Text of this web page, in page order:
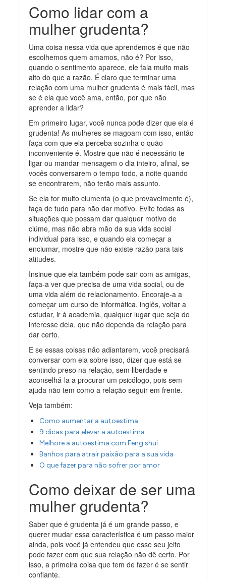
Como lidar com a
mulher grudenta?
Uma coisa nessa vida que aprendemos é que não
escolhemos quem amamos, não é? Por isso,
quando o sentimento aparece, ele fala muito mais
alto do que a razão. É claro que terminar uma
relação com uma mulher grudenta é mais fácil, mas
se é ela que você ama, então, por que não
aprender a lidar?
Em primeiro lugar, você nunca pode dizer que ela é
grudenta! As mulheres se magoam com isso, então
faça com que ela perceba sozinha o quão
inconveniente é. Mostre que não é necessário te
ligar ou mandar mensagem o dia inteiro, afinal, se
vocês conversarem o tempo todo, a noite quando
se encontrarem, não terão mais assunto.
Se ela for muito ciumenta (o que provavelmente é),
faça de tudo para não dar motivo. Evite todas as
situações que possam dar qualquer motivo de
ciúme, mas não abra mão da sua vida social
individual para isso, e quando ela começar a
enciumar, mostre que não existe razão para tais
atitudes.
Insinue que ela também pode sair com as amigas,
faça-a ver que precisa de uma vida social, ou de
uma vida além do relacionamento. Encoraje-a a
começar um curso de informática, inglês, voltar a
estudar, ir à academia, qualquer lugar que seja do
interesse dela, que não dependa da relação para
dar certo.
E se essas coisas não adiantarem, você precisará
conversar com ela sobre isso, dizer que está se
sentindo preso na relação, sem liberdade e
aconselhá-la a procurar um psicólogo, pois sem
ajuda não tem como a relação seguir em frente.
Veja também:
Como aumentar a autoestima
9 dicas para elevar a autoestima
Melhore a autoestima com Feng shui
Banhos para atrair paixão para a sua vida
O que fazer para não sofrer por amor
Como deixar de ser uma
mulher grudenta?
Saber que é grudenta já é um grande passo, e
querer mudar essa característica é um passo maior
ainda, pois você já entendeu que esse seu jeito
pode fazer com que sua relação não dê certo. Por
isso, a primeira coisa que tem de fazer é se sentir
confiante.